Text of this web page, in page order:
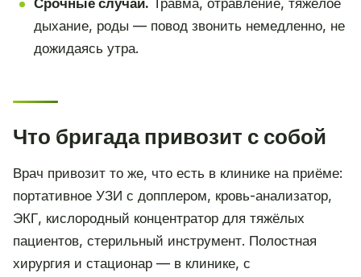
дыхание, роды — повод звонить немедленно, не
дожидаясь утра.
Что бригада привозит с собой
Врач привозит то же, что есть в клинике на приёме:
портативное УЗИ с допплером, кровь-анализатор,
ЭКГ, кислородный концентратор для тяжёлых
пациентов, стерильный инструмент. Полостная
хирургия и стационар — в клинике, с